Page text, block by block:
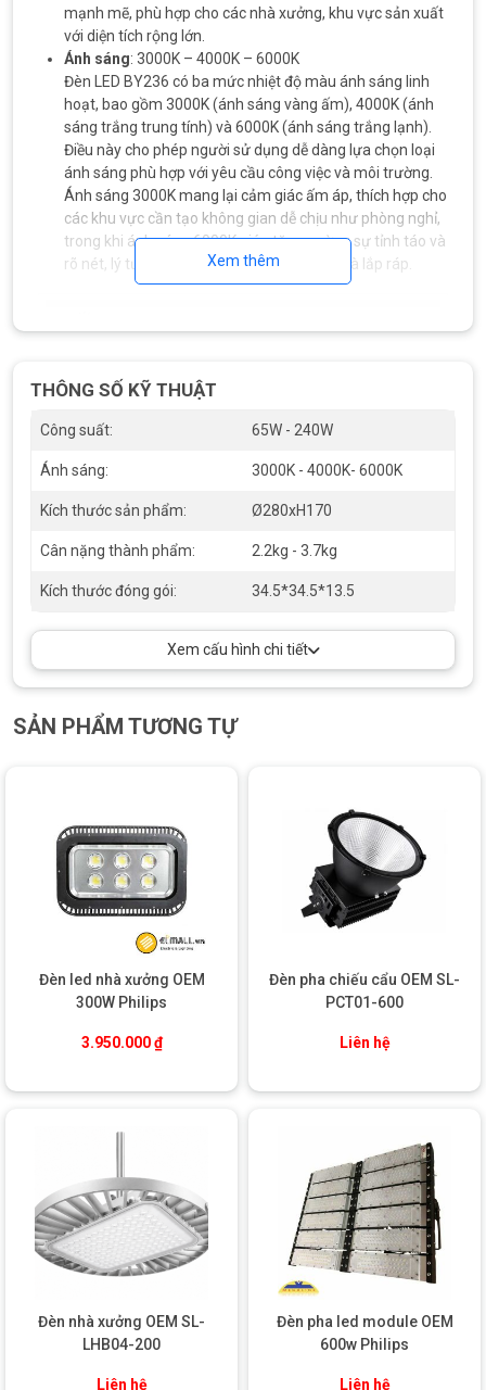
mạnh mẽ, phù hợp cho các nhà xưởng, khu vực sản xuất
với diện tích rộng lớn.
Ánh sáng: 3000K – 4000K – 6000K
Đèn LED BY236 có ba mức nhiệt độ màu ánh sáng linh
hoạt, bao gồm 3000K (ánh sáng vàng ấm), 4000K (ánh
sáng trắng trung tính) và 6000K (ánh sáng trắng lạnh).
Điều này cho phép người sử dụng dễ dàng lựa chọn loại
ánh sáng phù hợp với yêu cầu công việc và môi trường.
Ánh sáng 3000K mang lại cảm giác ấm áp, thích hợp cho
các khu vực cần tạo không gian dễ chịu như phòng nghỉ,
trong khi ánh sáng 6000K giúp tăng cường sự tỉnh táo và
rõ nét, lý tưởng cho các khu vực sản xuất và lắp ráp.
Đèn LED nhà xưởng BY236 65W – 240W
Kích thước sản phẩm: Ø280 x H170
các không gian công nghiệp mà không chiếm quá nhiều
sản phẩm dễ dàng lắp đặt và vận hành.
Cân nặng thành phẩm
Trọng lượng của đèn LED BY236 dao động từ 2.2kg đến
3.7kg tùy vào công suất, giúp việc vận chuyển và lắp đặt
trở nên đơn giản và nhanh chóng. Đây là một yếu tố quan
trọng khi so sánh với các loại đèn công nghiệp truyền
thống, vốn có trọng lượng khá lớn và khó lắp đặt.
Kích thước đóng gói
34.513.5 cm
Kích thước đóng gói của sản phẩm là 34.534.513.5 cm,
dàng lưu trữ và vận chuyển tới các công trình, nhà xưởng.
Xem thêm
THÔNG SỐ KỸ THUẬT
Công suất: 65W - 240W
Ánh sáng: 3000K - 4000K- 6000K
Kích thước sản phẩm: Ø280xH170
Cân nặng thành phẩm: 2.2kg - 3.7kg
Kích thước đóng gói: 34.5*34.5*13.5
Xem cấu hình chi tiết
SẢN PHẨM TƯƠNG TỰ
Đèn led nhà xưởng OEM
300W Philips
3.950.000₫
Đèn pha chiếu cẩu OEM SL-
PCT01-600
Liên hệ
Đèn nhà xưởng OEM SL-
LHB04-200
Liên hệ
Đèn pha led module OEM
600w Philips
Liên hệ